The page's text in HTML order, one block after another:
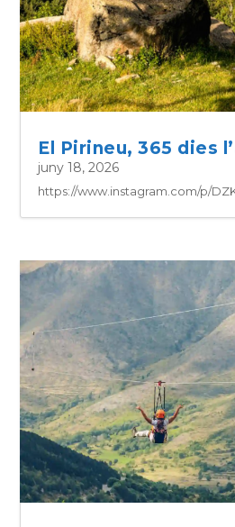
El Pirineu, 365 dies
juny 18, 2026
https://www.instagram.com/p/